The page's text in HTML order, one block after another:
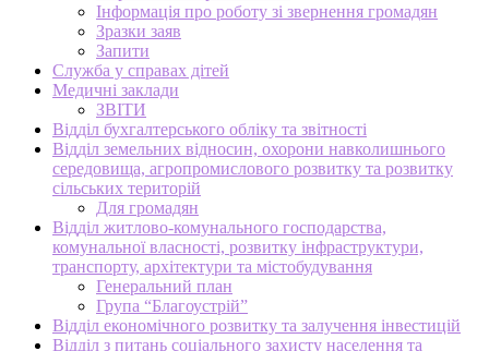
Інформація про роботу зі звернення громадян
Зразки заяв
Запити
Служба у справах дітей
Медичні заклади
ЗВІТИ
Відділ бухгалтерського обліку та звітності
Відділ земельних відносин, охорони навколишнього
середовища, агропромислового розвитку та розвитку
сільських територій
Для громадян
Відділ житлово-комунального господарства,
комунальної власності, розвитку інфраструктури,
транспорту, архітектури та містобудування
Генеральний план
Група “Благоустрій”
Відділ економічного розвитку та залучення інвестицій
Відділ з питань соціального захисту населення та